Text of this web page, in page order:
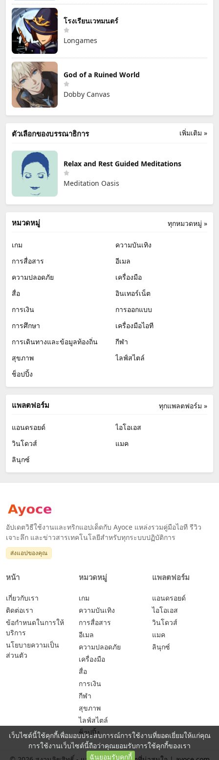
โรงเรียนเวทมนตร์
Longames
God of a Ruined World
Dobby Canvas
เพิ่มเติม »
ตัวเลือกของบรรณาธิการ
Relax and Rest Guided Meditations
Meditation Oasis
ทุกหมวดหมู่ »
หมวดหมู่
เกม
ความบันเทิง
การสื่อสาร
อีเมล
ความปลอดภัย
เครื่องมือ
สื่อ
อินเทอร์เน็ต
การเงิน
การออกแบบ
การศึกษา
เครื่องมือไอที
การเดินทางและข้อมูลท้องถิ่น
กีฬา
สุขภาพ
ไลฟ์สไตล์
ช็อปปิ้ง
ทุกแพลตฟอร์ม »
แพลตฟอร์ม
แอนดรอยด์
ไอโอเอส
วินโดวส์
แมค
ลินุกซ์
อัปเดตวิธีใช้งานและทริกแอปเด็ดกับ Ayoce แหล่งรวมคู่มือไอที รีวิว
เจาะลึก และข่าวสารเทคโนโลยีสำหรับทุกระบบปฏิบัติการ
ส่งแอปของคุณ
หน้า
เกี่ยวกับเรา
ติดต่อเรา
ข้อกำหนดในการให้
บริการ
นโยบายความเป็น
ส่วนตัว
หมวดหมู่
เกม
ความบันเทิง
การสื่อสาร
อีเมล
ความปลอดภัย
เครื่องมือ
สื่อ
การเงิน
กีฬา
สุขภาพ
ไลฟ์สไตล์
ช็อปปิ้ง
แพลตฟอร์ม
แอนดรอยด์
ไอโอเอส
วินโดวส์
แมค
ลินุกซ์
เว็บไซต์นี้ใช้คุกกี้เพื่อมอบประสบการณ์การใช้งานที่ยอดเยี่ยมให้แก่คุณ
การใช้งานเว็บไซต์นี้ถือว่าคุณยอมรับการใช้คุกกี้ของเรา
ฉันยอมรับคุกกี้